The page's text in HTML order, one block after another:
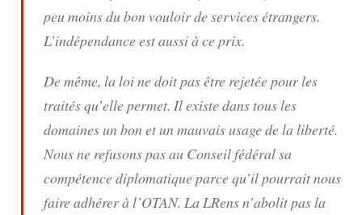
peu moins du bon vouloir de services étrangers.
L’indépendance est aussi à ce prix.
De même, la loi ne doit pas être rejetée pour les
traités qu’elle permet. Il existe dans tous les
domaines un bon et un mauvais usage de la liberté.
Nous ne refusons pas au Conseil fédéral sa
compétence diplomatique parce qu’il pourrait nous
faire adhérer à l’OTAN. La LRens n’abolit pas la